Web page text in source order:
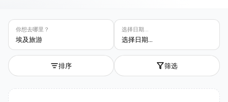
你想去哪里？
埃及旅游
选择日期...
选择日期...
排序 筛选